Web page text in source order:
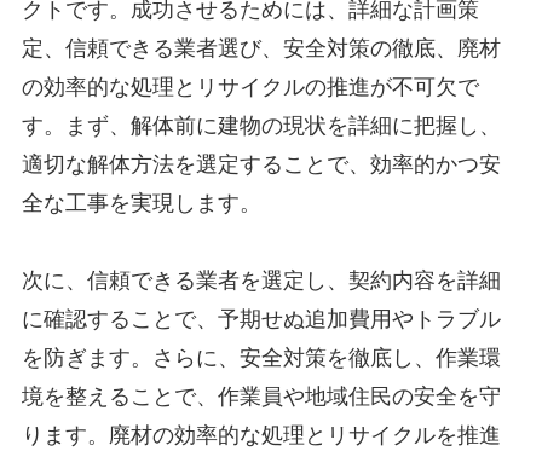
クトです。成功させるためには、詳細な計画策
定、信頼できる業者選び、安全対策の徹底、廃材
の効率的な処理とリサイクルの推進が不可欠で
す。まず、解体前に建物の現状を詳細に把握し、
適切な解体方法を選定することで、効率的かつ安
全な工事を実現します。
次に、信頼できる業者を選定し、契約内容を詳細
に確認することで、予期せぬ追加費用やトラブル
を防ぎます。さらに、安全対策を徹底し、作業環
境を整えることで、作業員や地域住民の安全を守
ります。廃材の効率的な処理とリサイクルを推進